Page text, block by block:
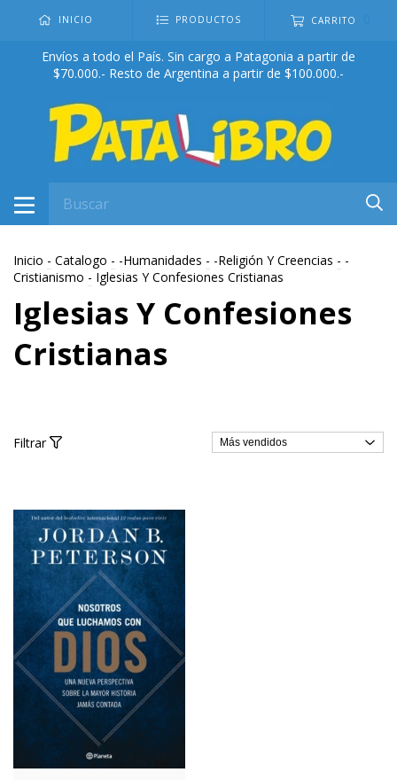
INICIO PRODUCTOS CARRITO
Envíos a todo el País. Sin cargo a Patagonia a partir de
$70.000.- Resto de Argentina a partir de $100.000.-
Inicio - Catalogo - -Humanidades - -Religión Y Creencias - -
Cristianismo - Iglesias Y Confesiones Cristianas
Iglesias Y Confesiones
Cristianas
Filtrar